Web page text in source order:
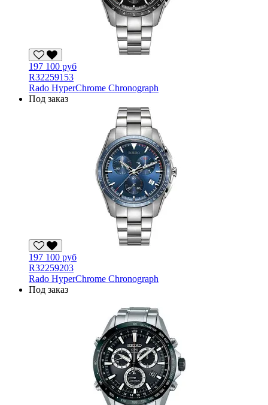
197 100 руб
R32259153
Rado HyperChrome Chronograph
Под заказ
197 100 руб
R32259203
Rado HyperChrome Chronograph
Под заказ